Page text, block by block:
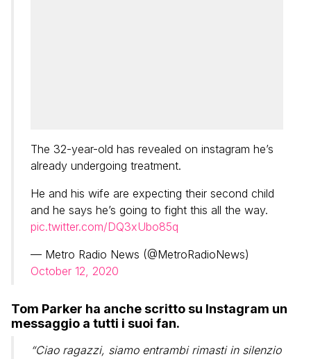
The 32-year-old has revealed on instagram he’s
already undergoing treatment.
He and his wife are expecting their second child
and he says he’s going to fight this all the way.
pic.twitter.com/DQ3xUbo85q
— Metro Radio News (@MetroRadioNews)
October 12, 2020
Tom Parker ha anche scritto su Instagram un
messaggio a tutti i suoi fan.
“Ciao ragazzi, siamo entrambi rimasti in silenzio